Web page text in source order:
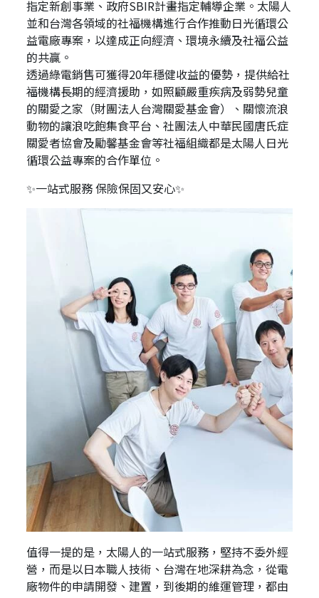
指定新創事業、政府SBIR計畫指定輔導企業。太陽人
並和台灣各領域的社福機構進行合作推動日光循環公
益電廠專案，以達成正向經濟、環境永續及社福公益
的共贏。
透過綠電銷售可獲得20年穩健收益的優勢，提供給社
福機構長期的經濟援助，如照顧嚴重疾病及弱勢兒童
的關愛之家（財團法人台灣關愛基金會）、關懷流浪
動物的讓浪吃飽集食平台、社團法人中華民國唐氏症
關愛者協會及勵馨基金會等社福組織都是太陽人日光
循環公益專案的合作單位。
✨一站式服務 保險保固又安心✨
值得一提的是，太陽人的一站式服務，堅持不委外經
營，而是以日本職人技術、台灣在地深耕為念，從電
廠物件的申請開發、建置，到後期的維運管理，都由